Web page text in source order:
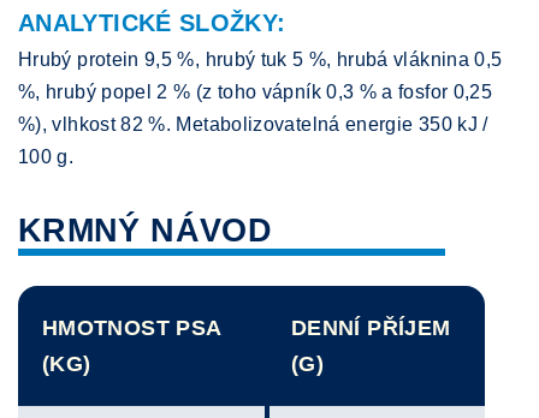
ANALYTICKÉ SLOŽKY:
Hrubý protein 9,5 %, hrubý tuk 5 %, hrubá vláknina 0,5
%, hrubý popel 2 % (z toho vápník 0,3 % a fosfor 0,25
%), vlhkost 82 %. Metabolizovatelná energie 350 kJ /
100 g.
KRMNÝ NÁVOD
HMOTNOST PSA
(KG)
DENNÍ PŘÍJEM
(G)